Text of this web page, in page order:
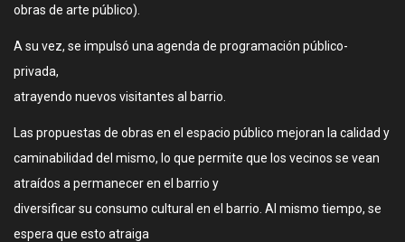
obras de arte público).
A su vez, se impulsó una agenda de programación público-
privada,
atrayendo nuevos visitantes al barrio.
Las propuestas de obras en el espacio público mejoran la calidad y
caminabilidad del mismo, lo que permite que los vecinos se vean
atraídos a permanecer en el barrio y
diversificar su consumo cultural en el barrio. Al mismo tiempo, se
espera que esto atraiga